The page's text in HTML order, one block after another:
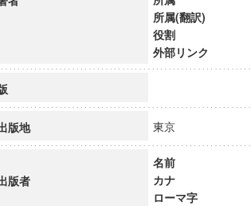
所属(翻訳)
役割
外部リンク
版地 東京
版者
名前
カナ
ローマ字